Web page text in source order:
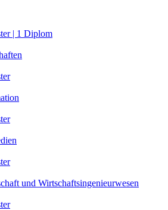
| 1 Diplom
und Wirtschaftsingenieurwesen